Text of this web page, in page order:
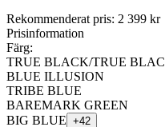
Rekommenderat pris: 2 399 kr
Prisinformation
Färg:
TRUE BLACK/TRUE BLAC
BLUE ILLUSION
TRIBE BLUE
BAREMARK GREEN
BIG BLUE +42